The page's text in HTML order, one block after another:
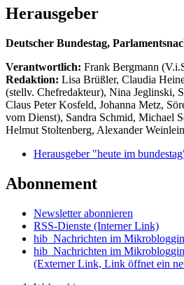
Herausgeber
Deutscher Bundestag,
Verantwortlich: Frank Bergmann
Redaktion: Lisa Brüßler, Claudia
(stellv. Chefredakteur), Nina Jeglinski,
Claus Peter Kosfeld, Johanna Metz,
vom Dienst), Sandra Schmid, Michael
Helmut Stoltenberg, Alexander Weinlein
Herausgeber "heute im
Abonnement
Newsletter abonnieren
RSS-Dienste (Interner Link)
hib_Nachrichten im
hib_Nachrichten im
(Externer Link, Link öffnet ein